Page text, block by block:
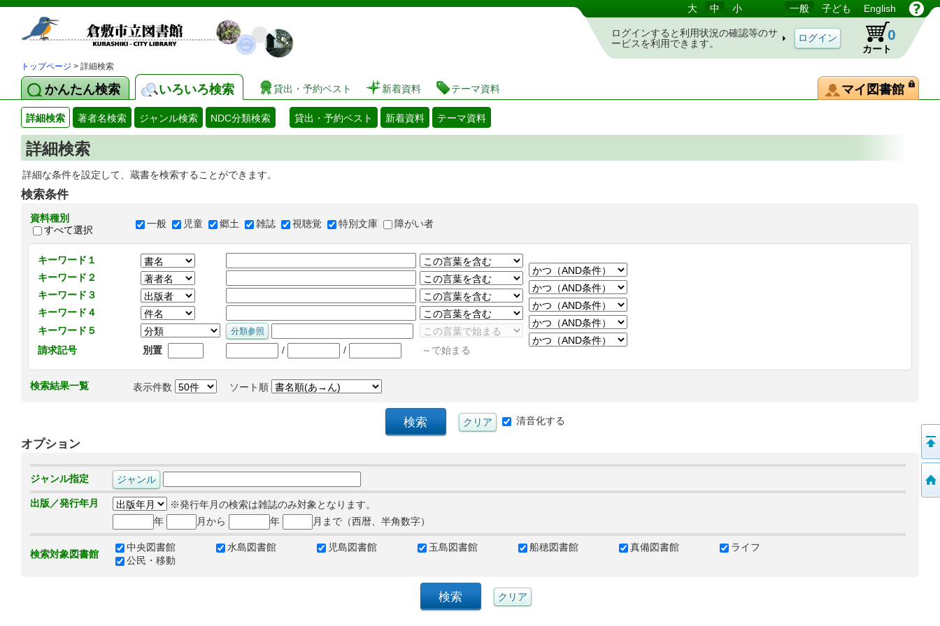
図書館 蔵書検索・予約システム 大 中 小 一般 子ども English
ログインすると利用状況の確認等のサ
ービスを利用できます。
カート
0
トップページ > 詳細検索
かんたん検索 いろいろ検索 貸出・予約ベスト 新着資料 テーマ資料 マイ図書館
詳細検索 著者名検索 ジャンル検索 NDC分類検索 貸出・予約ベスト 新着資料 テーマ資料
詳細検索
詳細な条件を設定して、蔵書を検索することができます。
検索条件
資料種別
すべて選択
一般 児童 郷土 雑誌 視聴覚 特別文庫 障がい者
キーワード１
キーワード２
キーワード３
キーワード４
キーワード５
請求記号
別置 / / ～で始まる
検索結果一覧 表示件数 ソート順
清音化する
オプション
ジャンル指定
出版／発行年月
※発行年月の検索は雑誌のみ対象となります。
年
月から 年 月まで（西暦、半角数字）
検索対象図書館
中央図書館 水島図書館 児島図書館 玉島図書館 船穂図書館 真備図書館
ライフ
公民・移動